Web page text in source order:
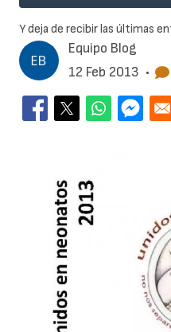
Equipo Blog
12 Feb 2013 •
Y deja de recibir las últimas